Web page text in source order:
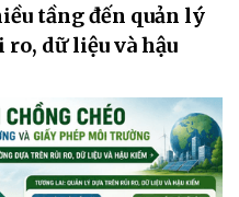
tầng đến quản lý
dữ liệu và hậu